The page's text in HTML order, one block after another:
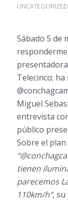
UNCATEGORIZED
Sábado 5 de
responderme
Telecinco;
Miguel
entrevista
público
Sobre el
tienen
parecemos
110km/h”, su